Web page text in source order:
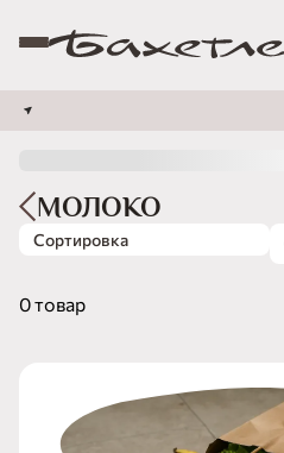
МОЛОКО
Сортировка
0 товар